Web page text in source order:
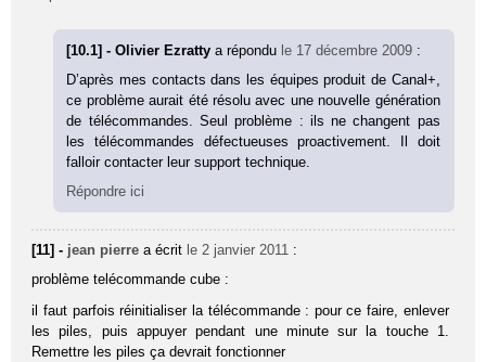
[10.1] - Olivier Ezrattya répondu le 17 décembre 2009 :
D’après mes contacts dans les équipes produit de Canal+,
ce problème aurait été résolu avec une nouvelle génération
de télécommandes. Seul problème : ils ne changent pas
les télécommandes défectueuses proactivement. Il doit
falloir contacter leur support technique.
Répondre ici
[11] - jean pierre a écrit le 2 janvier 2011 :
problème telécommande cube :
il faut parfois réinitialiser la télécommande : pour ce faire, enlever
les piles, puis appuyer pendant une minute sur la touche 1.
Remettre les piles ça devrait fonctionner